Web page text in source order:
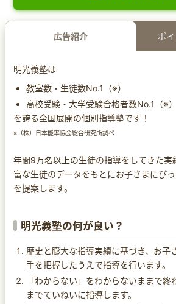
広告紹介 ポ
明光義塾は
教室数・生徒数No.1（※）
高校受験・大学受験合格者数No.1（※）
を誇る全国展開の個別指導塾です！
※（株）日本能率協会総合研究所調べ
年間9万名以上の生徒の指導をしてきた実
富な生徒のデータをもとにお子さまにぴ
を提案します。
明光義塾の何が良い？
歴史と膨大な指導実績に基づき、お子
手を把握したうえで指導を行います。
「わからない」をわからないままで終
までていねいに指導します。